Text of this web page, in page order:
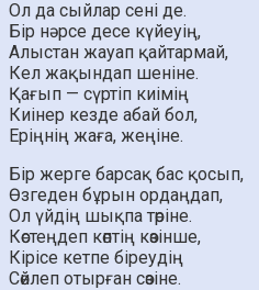
Ол да сыйлар сені де.
Бір нәрсе десе күйеуің,
Алыстан жауап қайтармай,
Кел жақындап шеніне.
Қағып — сүртіп киімің
Киінер кезде абай бол,
Еріңнің жаға, жеңіне.
Бір жерге барсақ бас қосып,
Өзгеден бұрын ордаңдап,
Ол үйдің шықпа төріне.
Көстеңдеп көптің көзінше,
Кірісе кетпе біреудің
Сөйлеп отырған сөзіне.